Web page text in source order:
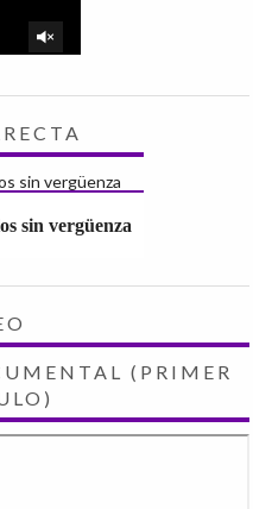
sin vergüenza
(PRIMER